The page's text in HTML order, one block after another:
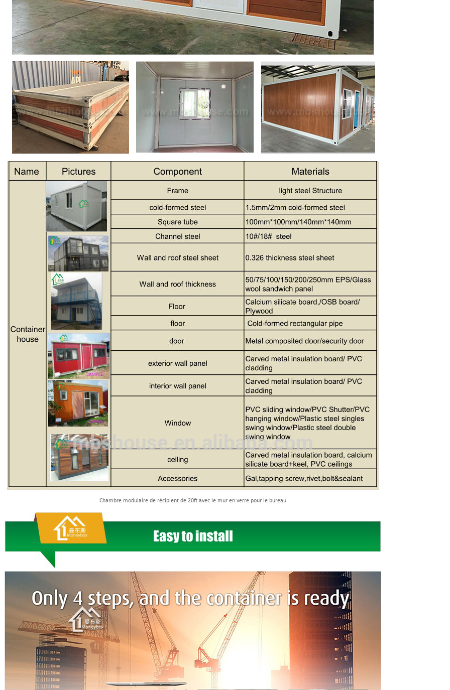
Chambre modulaire de récipient de 20ft avec le mur en verre pour le bureau